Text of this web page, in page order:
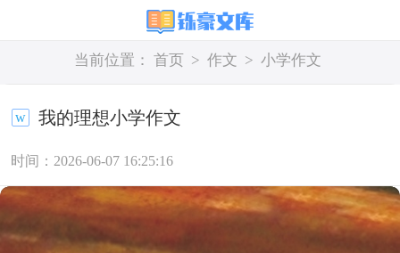
当前位置： 首页 > 作文 > 小学作文
我的理想小学作文
时间：2026-06-07 16:25:16